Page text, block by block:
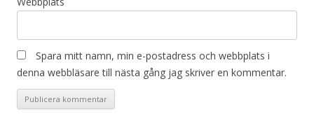
Spara mitt namn, min e-postadress och webbplats i
denna webbläsare till nästa gång jag skriver en kommentar.